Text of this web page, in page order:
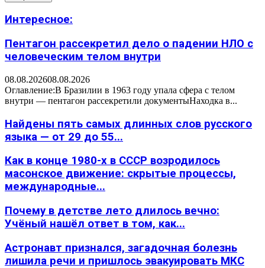
Интересное:
Пентагон рассекретил дело о падении НЛО с
человеческим телом внутри
08.08.202608.08.2026
Оглавление:В Бразилии в 1963 году упала сфера с телом
внутри — пентагон рассекретили документыНаходка в...
Найдены пять самых длинных слов русского
языка — от 29 до 55...
Как в конце 1980-х в СССР возродилось
масонское движение: скрытые процессы,
международные...
Почему в детстве лето длилось вечно:
Учёный нашёл ответ в том, как...
Астронавт признался, загадочная болезнь
лишила речи и пришлось эвакуировать МКС